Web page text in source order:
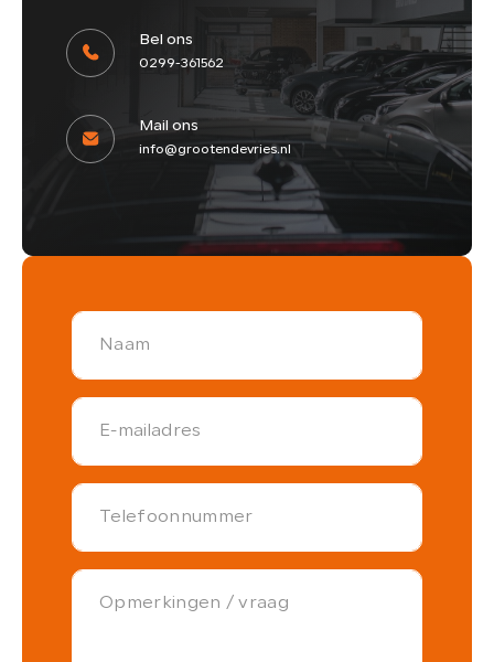
Bel ons
0299-361562
Mail ons
info@grootendevries.nl